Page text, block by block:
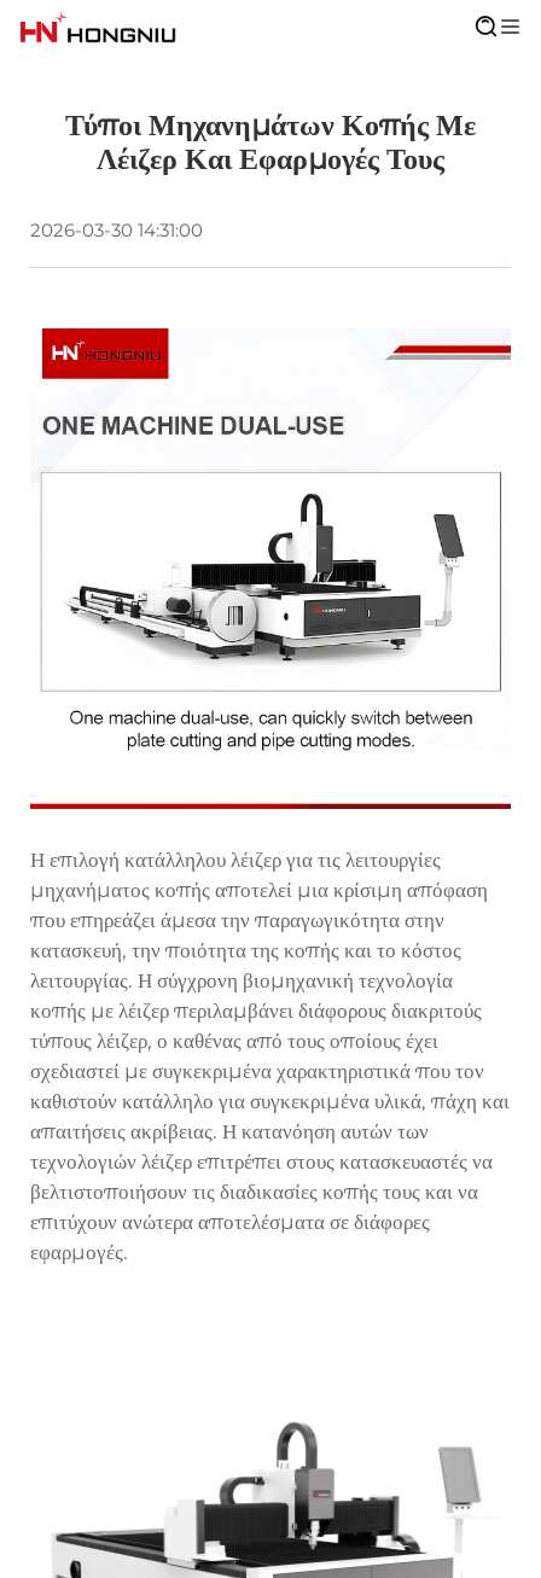
Τύποι Μηχανημάτων Κοπής Με
Λέιζερ Και Εφαρμογές Τους
2026-03-30 14:31:00
Η επιλογή κατάλληλου λέιζερ για τις λειτουργίες
μηχανήματος κοπής αποτελεί μια κρίσιμη απόφαση
που επηρεάζει άμεσα την παραγωγικότητα στην
κατασκευή, την ποιότητα της κοπής και το κόστος
λειτουργίας. Η σύγχρονη βιομηχανική τεχνολογία
κοπής με λέιζερ περιλαμβάνει διάφορους διακριτούς
τύπους λέιζερ, ο καθένας από τους οποίους έχει
σχεδιαστεί με συγκεκριμένα χαρακτηριστικά που τον
καθιστούν κατάλληλο για συγκεκριμένα υλικά, πάχη και
απαιτήσεις ακρίβειας. Η κατανόηση αυτών των
τεχνολογιών λέιζερ επιτρέπει στους κατασκευαστές να
βελτιστοποιήσουν τις διαδικασίες κοπής τους και να
επιτύχουν ανώτερα αποτελέσματα σε διάφορες
εφαρμογές.